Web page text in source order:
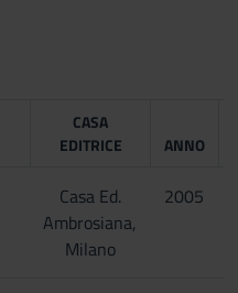
CASA
EDITRICE
ANNO
Casa Ed.
Ambrosiana,
Milano
2005